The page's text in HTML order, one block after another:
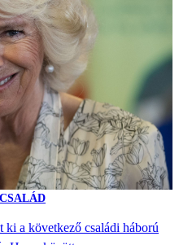
a következő családi háború